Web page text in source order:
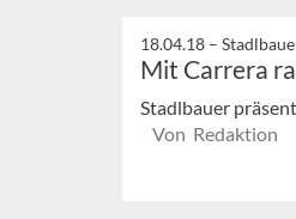
18.04.18 –
Mit Carrera
Stadlbauer
Von Redaktion